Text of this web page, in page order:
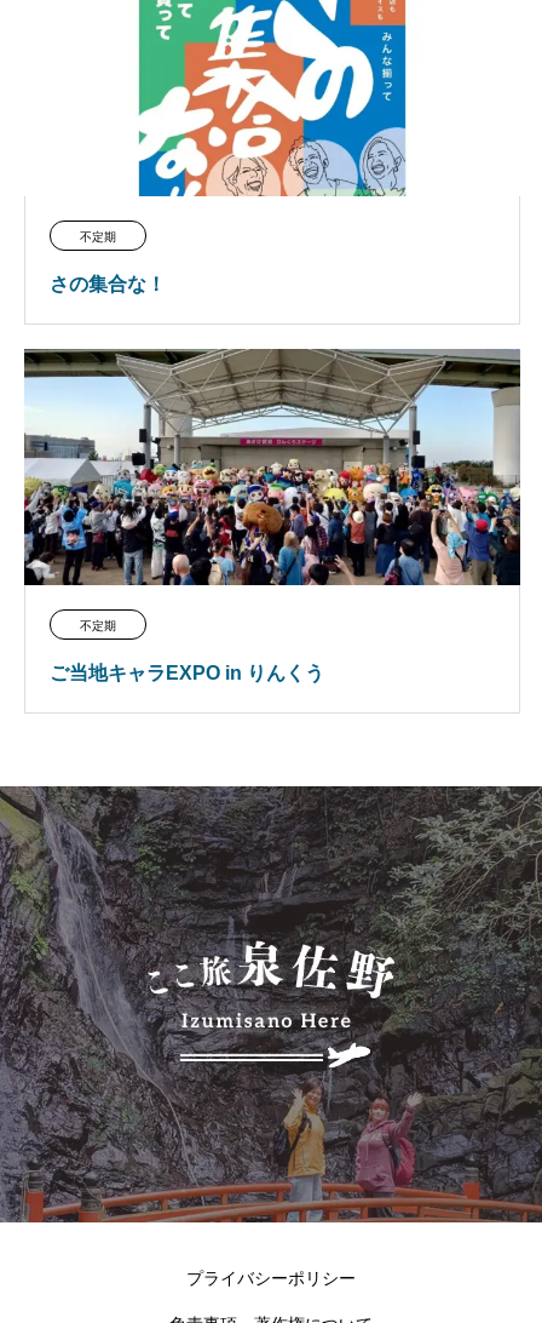
不定期
さの集合な！
不定期
ご当地キャラEXPO in りんくう
プライバシーポリシー